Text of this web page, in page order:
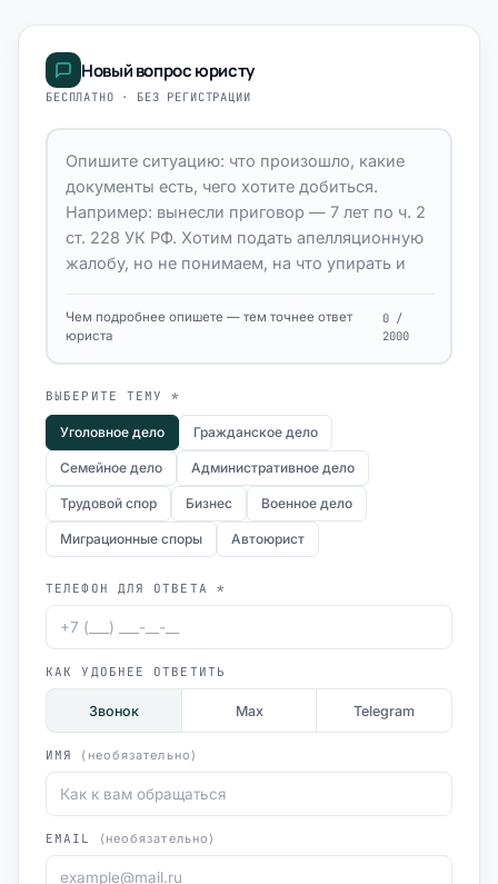
Новый вопрос юристу
БЕСПЛАТНО · БЕЗ РЕГИСТРАЦИИ
Чем подробнее опишете — тем точнее ответ
юриста
0 /
2000
ВЫБЕРИТЕ ТЕМУ *
Уголовное дело Гражданское дело
Семейное дело Административное дело
Трудовой спор Бизнес Военное дело
Миграционные споры Автоюрист
ТЕЛЕФОН ДЛЯ ОТВЕТА *
КАК УДОБНЕЕ ОТВЕТИТЬ
Звонок Max Telegram
ИМЯ (необязательно)
EMAIL (необязательно)